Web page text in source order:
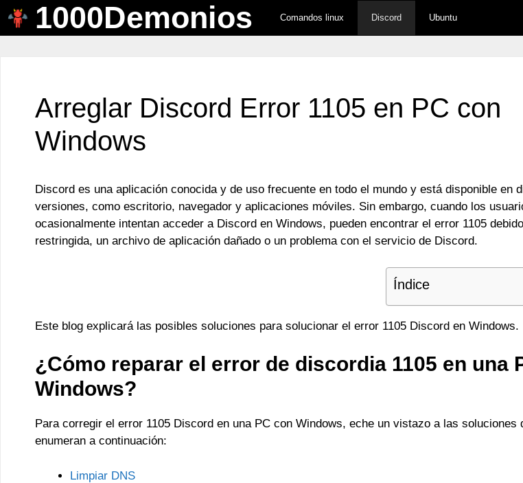
Saltar
1000Demonios Comandos linux Discord Ubuntu
Arreglar Discord Error 1105 en PC con
Windows
Discord es una aplicación conocida y de uso frecuente en todo el mundo y está disponible en
versiones, como escritorio, navegador y aplicaciones móviles. Sin embargo, cuando los
ocasionalmente intentan acceder a Discord en Windows, pueden encontrar el error 1105
restringida, un archivo de aplicación dañado o un problema con el servicio de Discord.
Índice
Este blog explicará las posibles soluciones para solucionar el error 1105 Discord en Windows.
¿Cómo reparar el error de discordia 1105 en una
Windows?
Para corregir el error 1105 Discord en una PC con Windows, eche un vistazo a las soluciones
enumeran a continuación:
Limpiar DNS